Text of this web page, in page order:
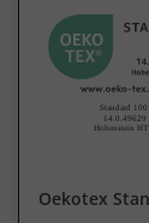
Oekotex